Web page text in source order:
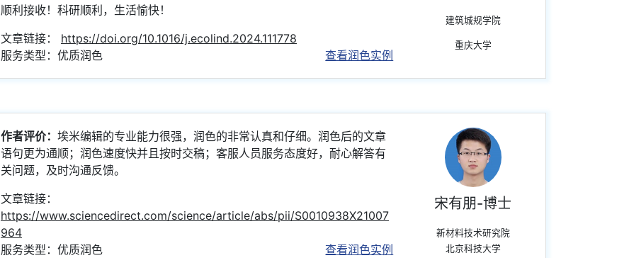
顺利接收！科研顺利，生活愉快！
文章链接： https://doi.org/10.1016/j.ecolind.2024.111778
服务类型：优质润色
查看润色实例
建筑城规学院
重庆大学
作者评价： 埃米编辑的专业能力很强，润色的非常认真和仔细。润色后的文章
语句更为通顺；润色速度快并且按时交稿；客服人员服务态度好，耐心解答有
关问题，及时沟通反馈。
文章链接：
https://www.sciencedirect.com/science/article/abs/pii/S0010938X21007
964
服务类型：优质润色
查看润色实例
宋有朋-博士
新材料技术研究院
北京科技大学